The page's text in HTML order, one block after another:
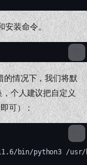
安装命令。
的情况下，我们将默
个人建议把自定义
可）：
bin/python3 /usr/